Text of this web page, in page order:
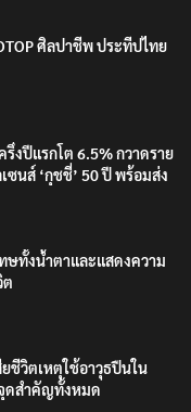
ศิลปาชีพ ประทีปไทย
งปีแรกโต 6.5% กวาดราย
ซนส์ ‘กุชชี่’ 50 ปี พร้อมส่ง
ษทั้งน้ำตาและแสดงความ
ต
ชีวิตเหตุใช้อาวุธปืนใน
จุดสำคัญทั้งหมด